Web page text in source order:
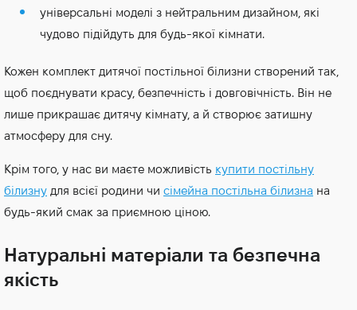
універсальні моделі з нейтральним дизайном, які
чудово підійдуть для будь-якої кімнати.
Кожен комплект дитячої постільної білизни створений так,
щоб поєднувати красу, безпечність і довговічність. Він не
лише прикрашає дитячу кімнату, а й створює затишну
атмосферу для сну.
Крім того, у нас ви маєте можливість купити постільну
білизну для всієї родини чи сімейна постільна білизна на
будь-який смак за приємною ціною.
Натуральні матеріали та безпечна
якість